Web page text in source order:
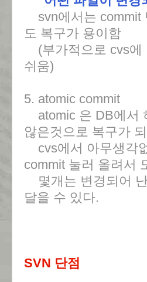
svn에서는 commit
도 복구가 용이함
(부가적으로 cvs에
쉬움)
5. atomic commit
atomic 은 DB에서
않은것으로 복구가
cvs에서 아무생각
commit 눌러 올려서
몇개는 변경되어
달을 수 있다.
SVN 단점